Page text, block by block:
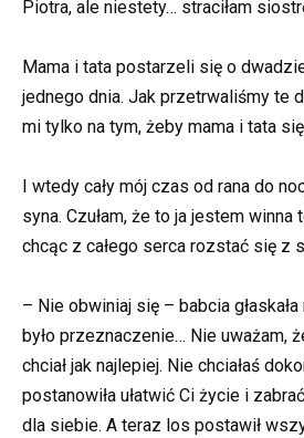
Piotra, ale niestety… straciłam
Mama i tata postarzeli się o
jednego dnia. Jak przetrwaliśmy te
mi tylko na tym, żeby mama i tata
I wtedy cały mój czas od rana do
syna. Czułam, że to ja jestem winna
chcąc z całego serca rozstać się z
– Nie obwiniaj się – babcia
było przeznaczenie… Nie uważam,
chciał jak najlepiej. Nie chciałaś
postanowiła ułatwić Ci życie i
dla siebie. A teraz los postawił